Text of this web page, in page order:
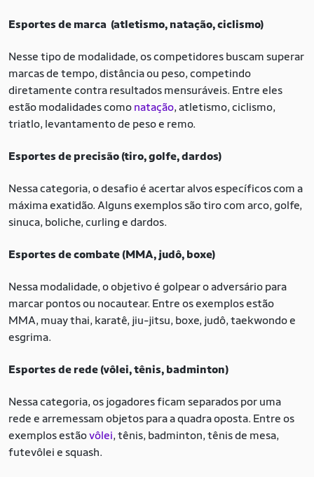
Esportes de marca (atletismo, natação, ciclismo)
Nesse tipo de modalidade, os competidores buscam superar
marcas de tempo, distância ou peso, competindo
diretamente contra resultados mensuráveis. Entre eles
estão modalidades como natação, atletismo, ciclismo,
triatlo, levantamento de peso e remo.
Esportes de precisão (tiro, golfe, dardos)
Nessa categoria, o desafio é acertar alvos específicos com a
máxima exatidão. Alguns exemplos são tiro com arco, golfe,
sinuca, boliche, curling e dardos.
Esportes de combate (MMA, judô, boxe)
Nessa modalidade, o objetivo é golpear o adversário para
marcar pontos ou nocautear. Entre os exemplos estão
MMA, muay thai, karatê, jiu-jitsu, boxe, judô, taekwondo e
esgrima.
Esportes de rede (vôlei, tênis, badminton)
Nessa categoria, os jogadores ficam separados por uma
rede e arremessam objetos para a quadra oposta. Entre os
exemplos estãovôlei, tênis, badminton, tênis de mesa,
futevôlei e squash.